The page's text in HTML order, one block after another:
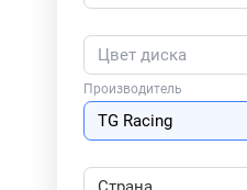
Цвет диска
Производитель